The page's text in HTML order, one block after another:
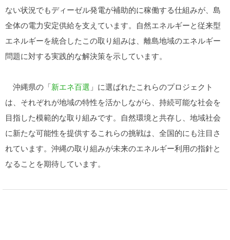
ない状況でもディーゼル発電が補助的に稼働する仕組みが、島
全体の電力安定供給を支えています。自然エネルギーと従来型
エネルギーを統合したこの取り組みは、離島地域のエネルギー
問題に対する実践的な解決策を示しています。
沖縄県の「新エネ百選 」に選ばれたこれらのプロジェクト
は、それぞれが地域の特性を活かしながら、持続可能な社会を
目指した模範的な取り組みです。自然環境と共存し、地域社会
に新たな可能性を提供するこれらの挑戦は、全国的にも注目さ
れています。沖縄の取り組みが未来のエネルギー利用の指針と
なることを期待しています。